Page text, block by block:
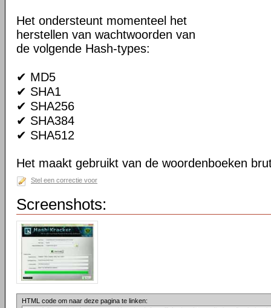
Het ondersteunt momenteel het
herstellen van wachtwoorden van
de volgende Hash-types:
✔ MD5
✔ SHA1
✔ SHA256
✔ SHA384
✔ SHA512
Het maakt gebruikt van de woordenboeken
Stel een correctie voor
Screenshots:
HTML code om naar deze pagina te linken: